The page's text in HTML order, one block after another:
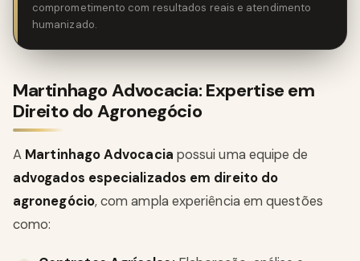
comprometimento com resultados reais e atendimento
humanizado.
Martinhago Advocacia: Expertise em
Direito do Agronegócio
A Martinhago Advocacia possui uma equipe de
advogados especializados em direito do
agronegócio, com ampla experiência em questões
como: